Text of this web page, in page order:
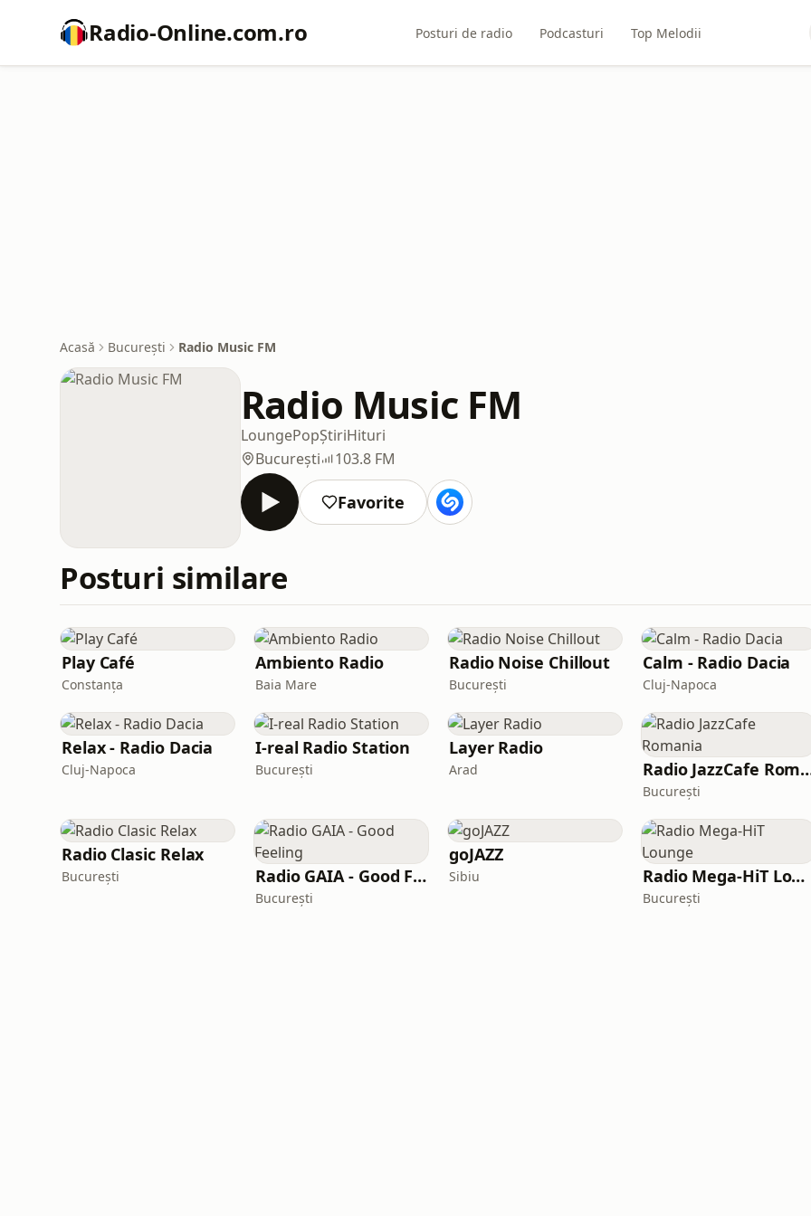
Radio-Online.com.ro Posturi de radio Podcasturi Top Melodii
Acasă București Radio Music FM
Radio Music FM
LoungePopȘtiriHituri
București
103.8 FM
Favorite
Posturi similare
Play Café
Constanța
Ambiento Radio
Baia Mare
Radio Noise Chillout
București
Calm - Radio Dacia
Cluj-Napoca
Relax - Radio Dacia
Cluj-Napoca
I-real Radio Station
București
Layer Radio
Arad Radio
București
Radio Clasic Relax
București Radio GAIA - Good Feeling
București
goJAZZ
Sibiu Radio Mega-HiT Lounge
București